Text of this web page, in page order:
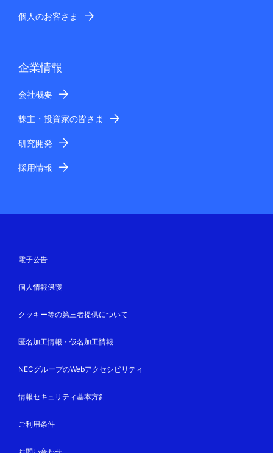
個人のお客さま
企業情報
会社概要
株主・投資家の皆さま
研究開発
採用情報
電子公告
個人情報保護
クッキー等の第三者提供について
匿名加工情報・仮名加工情報
NECグループのWebアクセシビリティ
情報セキュリティ基本方針
ご利用条件